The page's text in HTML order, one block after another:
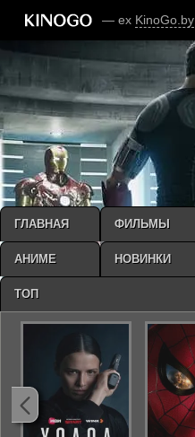
— ex KinoGo.by
ГЛАВНАЯ ФИЛЬМЫ
АНИМЕ НОВИНКИ
ТОП